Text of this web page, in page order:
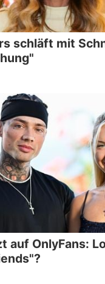
schläft mit
auf OnlyFans: